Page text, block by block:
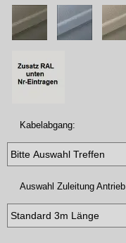
Kabelabgang:
Auswahl Zuleitung Antrieb